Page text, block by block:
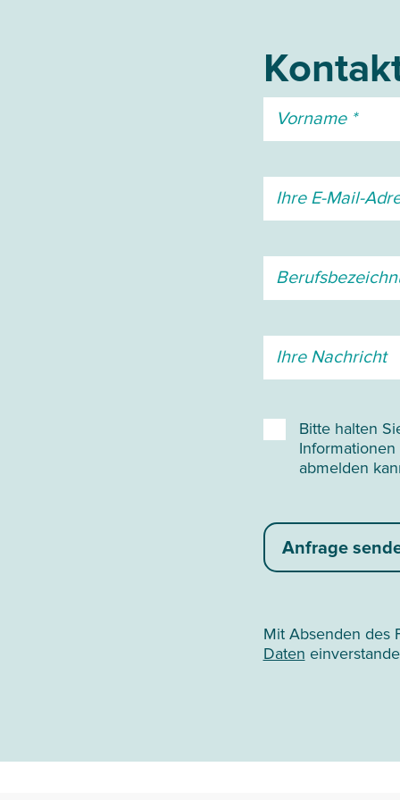
Bitte halten
abmelden
Anfrage
Mit Absenden des
Daten